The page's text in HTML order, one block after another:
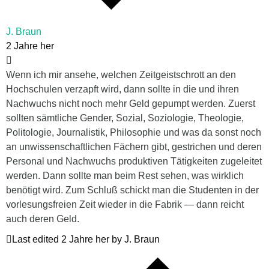
J. Braun
2 Jahre her
Wenn ich mir ansehe, welchen Zeitgeistschrott an den
Hochschulen verzapft wird, dann sollte in die und ihren
Nachwuchs nicht noch mehr Geld gepumpt werden. Zuerst
sollten sämtliche Gender, Sozial, Soziologie, Theologie,
Politologie, Journalistik, Philosophie und was da sonst noch
an unwissenschaftlichen Fächern gibt, gestrichen und deren
Personal und Nachwuchs produktiven Tätigkeiten zugeleitet
werden. Dann sollte man beim Rest sehen, was wirklich
benötigt wird. Zum Schluß schickt man die Studenten in der
vorlesungsfreien Zeit wieder in die Fabrik — dann reicht
auch deren Geld.
Last edited 2 Jahre her by J. Braun